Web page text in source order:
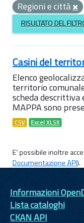
Regioni e città
RISULTATO DEL
Casini del
Elenco
territorio
scheda
MAPPA sono
CSV Excel XLSX
E' possibile inoltre
Documentazione API).
Informazioni
Lista cataloghi
CKAN API